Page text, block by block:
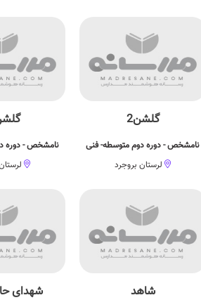
گلشن2
نامشخص - دوره دوم متوسطه- فنی
لرستان بروجرد
نامشخص - دوره
شاهد شهدای